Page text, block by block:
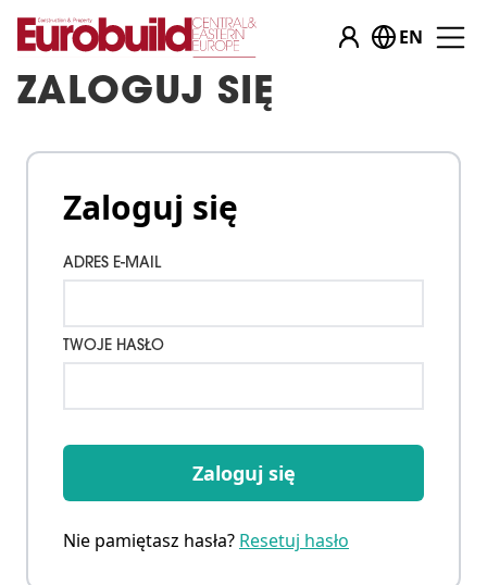
EN
ZALOGUJ SIĘ
Zaloguj się
ADRES E-MAIL
TWOJE HASŁO
Zaloguj się
Nie pamiętasz hasła? Resetuj hasło